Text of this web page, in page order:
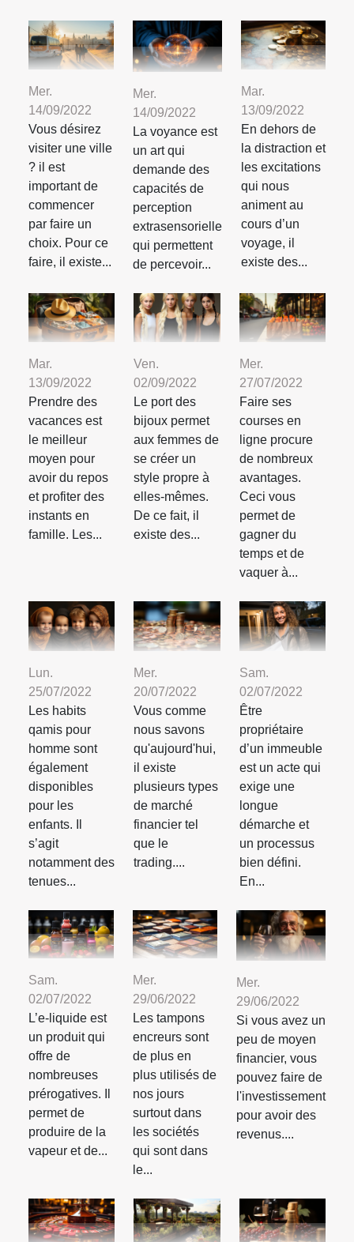
Mer.
14/09/2022
Vous désirez
visiter une ville
? il est
important de
commencer
par faire un
choix. Pour ce
faire, il existe...
Mer.
14/09/2022
La voyance est
un art qui
demande des
capacités de
perception
extrasensorielle
qui permettent
de percevoir...
Mar.
13/09/2022
En dehors de
la distraction et
les excitations
qui nous
animent au
cours d’un
voyage, il
existe des...
Mar.
13/09/2022
Prendre des
vacances est
le meilleur
moyen pour
avoir du repos
et profiter des
instants en
famille. Les...
Ven.
02/09/2022
Le port des
bijoux permet
aux femmes de
se créer un
style propre à
elles-mêmes.
De ce fait, il
existe des...
Mer.
27/07/2022
Faire ses
courses en
ligne procure
de nombreux
avantages.
Ceci vous
permet de
gagner du
temps et de
vaquer à...
Lun.
25/07/2022
Les habits
qamis pour
homme sont
également
disponibles
pour les
enfants. Il
s’agit
notamment des
tenues...
Mer.
20/07/2022
Vous comme
nous savons
qu'aujourd'hui,
il existe
plusieurs types
de marché
financier tel
que le
trading....
Sam.
02/07/2022
Être
propriétaire
d’un immeuble
est un acte qui
exige une
longue
démarche et
un processus
bien défini.
En...
Sam.
02/07/2022
L’e-liquide est
un produit qui
offre de
nombreuses
prérogatives. Il
permet de
produire de la
vapeur et de...
Mer.
29/06/2022
Les tampons
encreurs sont
de plus en
plus utilisés de
nos jours
surtout dans
les sociétés
qui sont dans
le...
Mer.
29/06/2022
Si vous avez un
peu de moyen
financier, vous
pouvez faire de
l'investissement
pour avoir des
revenus....